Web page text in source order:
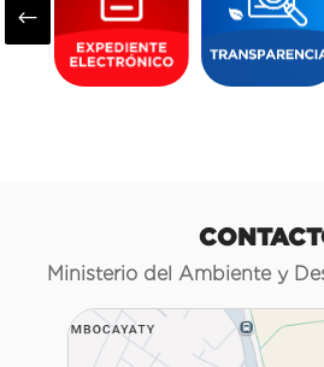
#
Ministerio del Ambiente y